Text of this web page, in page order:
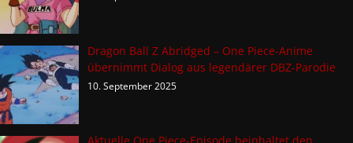
Dragon Ball Z Abridged – One Piece-Anime
übernimmt Dialog aus legendärer DBZ-Parodie
10. September 2025